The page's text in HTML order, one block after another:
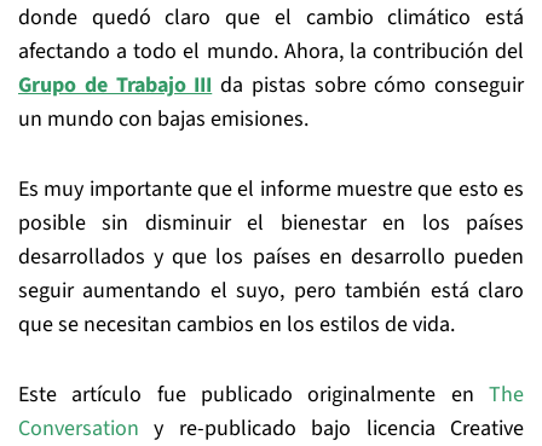
donde quedó claro que el cambio climático está
afectando a todo el mundo. Ahora, la contribución del
Grupo de Trabajo IIIda pistas sobre cómo conseguir
un mundo con bajas emisiones.
Es muy importante que el informe muestre que esto es
posible sin disminuir el bienestar en los países
desarrollados y que los países en desarrollo pueden
seguir aumentando el suyo, pero también está claro
que se necesitan cambios en los estilos de vida.
Este artículo fue publicado originalmente en The
Conversation y re-publicado bajo licencia Creative